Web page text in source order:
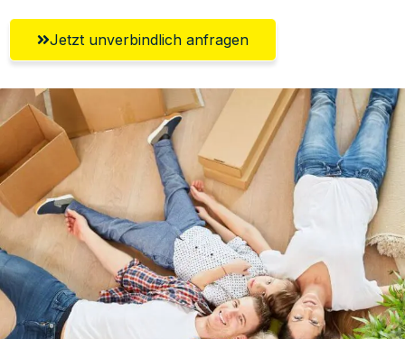
Jetzt unverbindlich anfragen